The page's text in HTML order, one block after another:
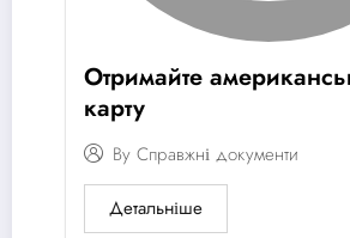
Отримайте
карту
By Справжні документи
Детальніше